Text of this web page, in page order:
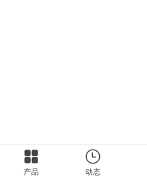
产品 动态